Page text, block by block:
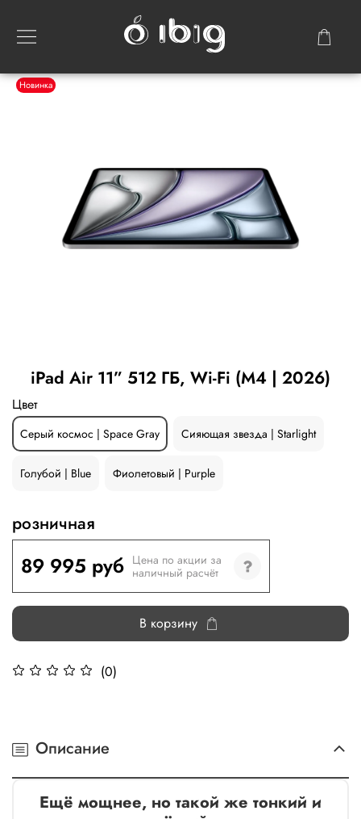
Новинка
iPad Air 11” 512 ГБ, Wi-Fi (M4 | 2026)
(0)
Цвет
Серый космос | Space Gray Сияющая звезда | Starlight
Голубой | Blue Фиолетовый | Purple
розничная
89 995 руб Цена по акции за
наличный расчёт
В корзину
Описание
Ещё мощнее, но такой же тонкий и